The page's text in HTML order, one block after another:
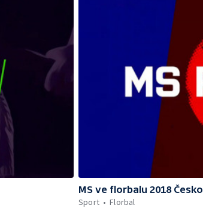
MS ve florbalu 2018 Česko
Sport
Florbal